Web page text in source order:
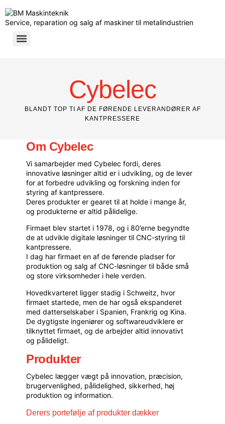
Service, reparation og salg af maskiner til metalindustrien
Cybelec
BLANDT TOP TI AF DE FØRENDE LEVERANDØRER AF
KANTPRESSERE
Om Cybelec
Vi samarbejder medCybelec fordi, deres
innovative løsninger altid er i udvikling, og de lever
for at forbedre udvikling og forskning inden for
styring af kantpressere.
Deres produkter er gearet til at holde i mange år,
og produkterne er altid pålidelige.
Firmaet blev startet i 1978, og i 80’erne begyndte
de at udvikle digitale løsninger til CNC-styring til
kantpressere.
I dag har firmaet en af de førende pladser for
produktion og salg af CNC-løsninger til både små
og store virksomheder i hele verden.
Hovedkvarteret ligger stadig i Schweitz, hvor
firmaet startede, men de har også ekspanderet
med datterselskaber i Spanien, Frankrig og Kina.
De dygtigste ingeniører og softwareudviklere er
tilknyttet firmaet, og de arbejder altid innovativt
og pålideligt.
Produkter
Cybelec lægger vægt på innovation, præcision,
brugervenlighed, pålidelighed, sikkerhed, høj
produktion og information.
Derers portefølje af produkter dækker